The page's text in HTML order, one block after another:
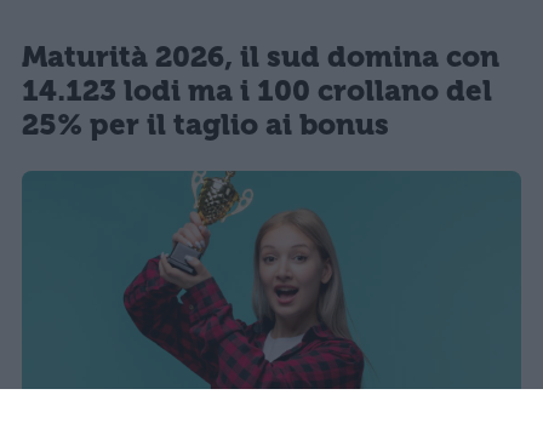
Maturità 2026, il sud domina con
14.123 lodi ma i 100 crollano del
25% per il taglio ai bonus